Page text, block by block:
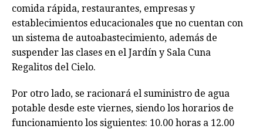
comida rápida, restaurantes, empresas y
establecimientos educacionales que no cuentan con
un sistema de autoabastecimiento, además de
suspender las clases en el Jardín y Sala Cuna
Regalitos del Cielo.
Por otro lado, se racionará el suministro de agua
potable desde este viernes, siendo los horarios de
funcionamiento los siguientes: 10.00 horas a 12.00